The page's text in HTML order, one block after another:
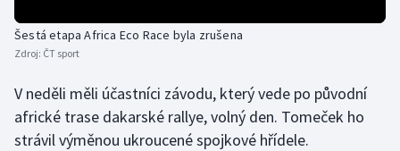
Házená
Judo
Šestá etapa Africa Eco Race byla zrušena
Zdroj: ČT sport
V neděli měli účastníci závodu, který vede po původní
africké trase dakarské rallye, volný den. Tomeček ho
strávil výměnou ukroucené spojkové hřídele.